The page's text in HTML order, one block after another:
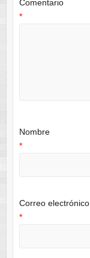
Comentario
*
Nombre
*
Correo electrónico
*